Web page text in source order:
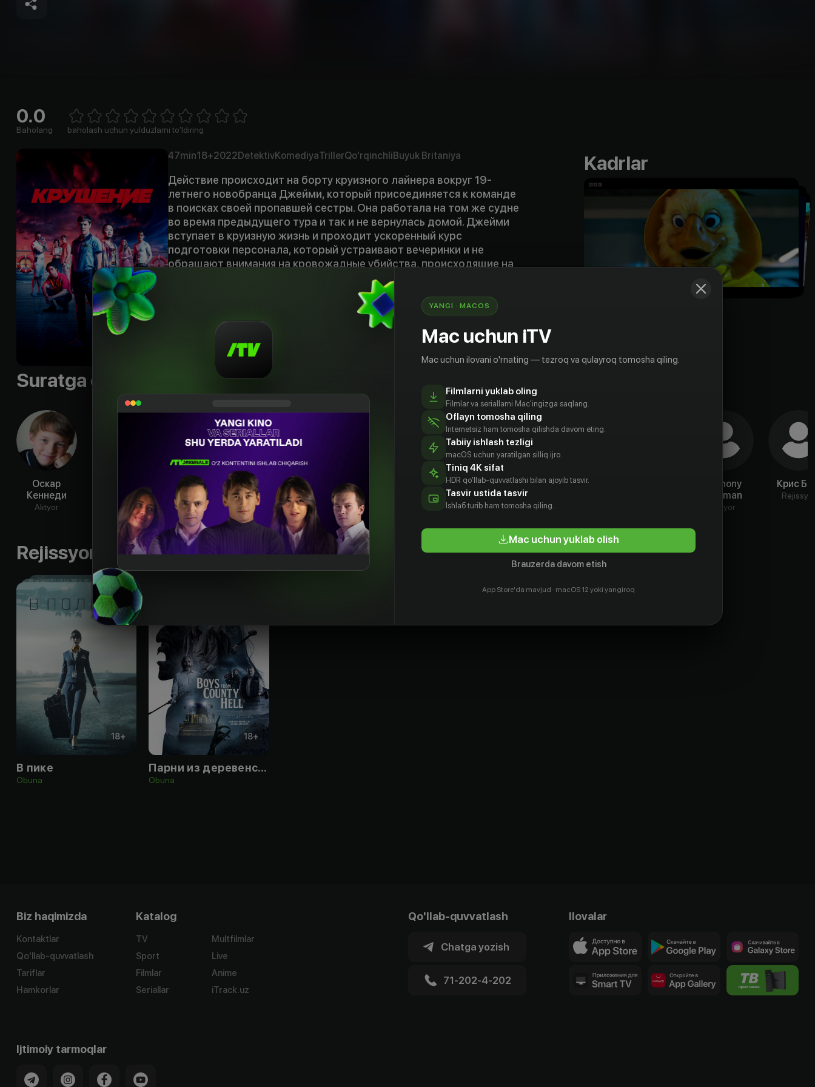
0.0
Baholang 1 Star2 Stars3 Stars4 Stars5 Stars6 Stars7 Stars8 Stars
baholash uchun yulduzlarni to'ldiring
47min18+2022DetektivKomediyaTrillerQo'rqinchliBuyuk Britaniya
Действие происходит на борту круизного лайнера вокруг 19-
летнего новобранца Джейми, который присоединяется к команде
в поисках своей пропавшей сестры. Она работала на том же судне
во время предыдущего тура и так и не вернулась домой. Джейми
вступает в круизную жизнь и проходит ускоренный курс
подготовки персонала, который устраивают вечеринки и не
обращают внимания на кровожадные убийства, происходящие на
борту. Джейми вынужден стать детективом и раскрыть зловещую
Kadrlar
Suratga olish guruhi
Оскар
Кеннеди
Aktyor
Aktyor
Джоди
Тайак
Aktyor
Харриет
Уэбб
Aktyor
Луис Бойер
Aktyor
James
Amber
Grappy
Aktyor
James Phoon
Anthony
Rickman
Aktyor
Крис
Rejissyor
Rejissyorning boshqa ishlari
18+
В пике
Obuna
18+
Парни из деревенского ада
Obuna
Biz haqimizda
Kontaktlar
Qo'llab-quvvatlash
Tariflar
Hamkorlar
Katalog
TV
Sport
Filmlar
Seriallar
Multfilmlar
Live
Anime
iTrack.uz
Qo'llab-quvvatlash
Chatga yozish
71-202-4-202
Ilovalar
Ijtimoiy tarmoqlar
YANGI · MACOS
Mac uchun iTV
Mac uchun ilovani o'rnating — tezroq va qulayroq tomosha qiling.
Filmlarni yuklab oling
Filmlar va seriallarni Mac'ingizga saqlang.
Oflayn tomosha qiling
Internetsiz ham tomosha qilishda davom eting.
Tabiiy ishlash tezligi
macOS uchun yaratilgan silliq ijro.
Tiniq 4K sifat
HDR qo'llab-quvvatlashi bilan ajoyib tasvir.
Tasvir ustida tasvir
Ishlаб turib ham tomosha qiling.
Mac uchun yuklab olish
Brauzerda davom etish
App Store'da mavjud · macOS 12 yoki yangiroq